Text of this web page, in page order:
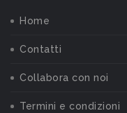
Home
Contatti
Collabora con noi
Termini e condizioni